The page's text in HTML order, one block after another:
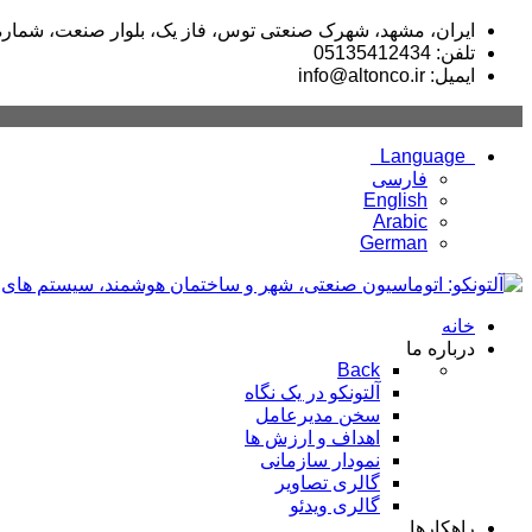
ایران، مشهد، شهرک صنعتی توس، فاز یک، بلوار صنعت، شماره
تلفن: 05135412434
ایمیل: info@altonco.ir
فارسی
English
Arabic
German
خانه
درباره ما
Back
آلتونکو در یک نگاه
سخن مدیرعامل
اهداف و ارزش ها
نمودار سازمانی
گالری تصاویر
گالری ویدئو
راهکارها